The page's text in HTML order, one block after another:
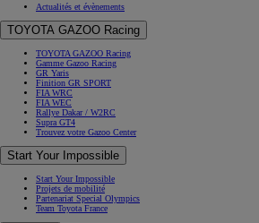
Actualités et évènements
TOYOTA GAZOO Racing
TOYOTA GAZOO Racing
Gamme Gazoo Racing
GR Yaris
Finition GR SPORT
FIA WRC
FIA WEC
Rallye Dakar / W2RC
Supra GT4
Trouvez votre Gazoo Center
Start Your Impossible
Start Your Impossible
Projets de mobilité
Partenariat Special Olympics
Team Toyota France